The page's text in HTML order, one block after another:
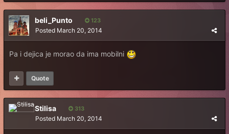
beli_Punto 123
Posted March 20, 2014
Pa i dejica je morao da ima mobilni
Quote
Stilisa 313
Posted March 20, 2014